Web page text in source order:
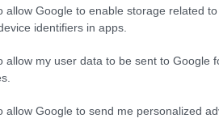
allow Google to enable storage related
identifiers in apps.
allow my user data to be sent to Google
allow Google to send me personalized
minden idők leghíresebb franchise-ára?
Wars-történet -